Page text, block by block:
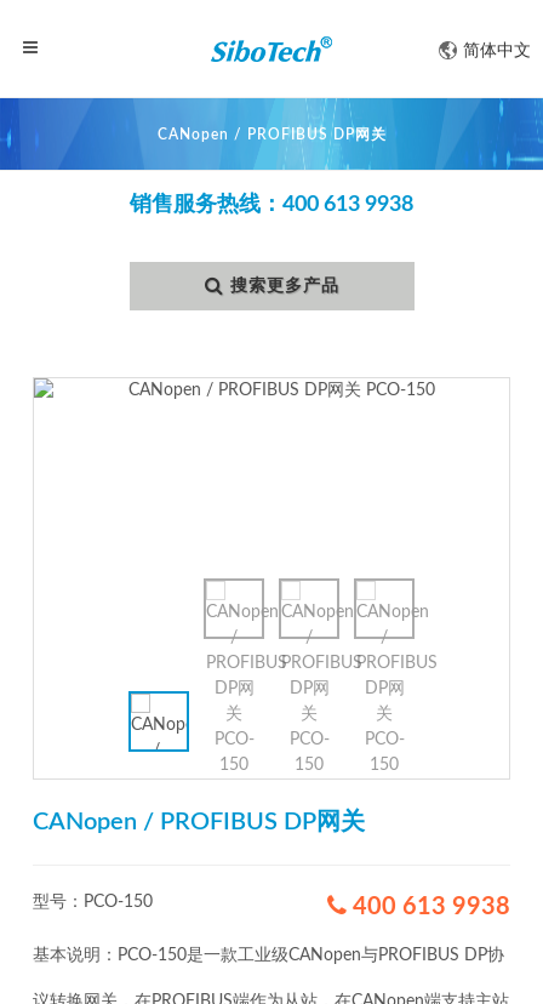
简体中文
CANopen / PROFIBUS DP网关
销售服务热线：400 613 9938
搜索更多产品
CANopen / PROFIBUS DP网关
型号：PCO-150 400 613 9938
基本说明：PCO-150是一款工业级CANopen与PROFIBUS DP协